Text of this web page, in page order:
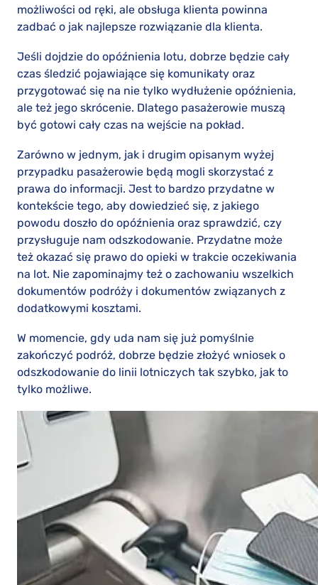
możliwości od ręki, ale obsługa klienta powinna
zadbać o jak najlepsze rozwiązanie dla klienta.
Jeśli dojdzie do opóźnienia lotu, dobrze będzie cały
czas śledzić pojawiające się komunikaty oraz
przygotować się na nie tylko wydłużenie opóźnienia,
ale też jego skrócenie. Dlatego pasażerowie muszą
być gotowi cały czas na wejście na pokład.
Zarówno w jednym, jak i drugim opisanym wyżej
przypadku pasażerowie będą mogli skorzystać z
prawa do informacji. Jest to bardzo przydatne w
kontekście tego, aby dowiedzieć się, z jakiego
powodu doszło do opóźnienia oraz sprawdzić, czy
przysługuje nam odszkodowanie. Przydatne może
też okazać się prawo do opieki w trakcie oczekiwania
na lot. Nie zapominajmy też o zachowaniu wszelkich
dokumentów podróży i dokumentów związanych z
dodatkowymi kosztami.
W momencie, gdy uda nam się już pomyślnie
zakończyć podróż, dobrze będzie złożyć wniosek o
odszkodowanie do linii lotniczych tak szybko, jak to
tylko możliwe.